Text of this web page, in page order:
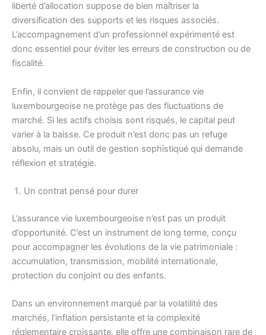
liberté d’allocation suppose de bien maîtriser la
diversification des supports et les risques associés.
L’accompagnement d’un professionnel expérimenté est
donc essentiel pour éviter les erreurs de construction ou de
fiscalité.
Enfin, il convient de rappeler que l’assurance vie
luxembourgeoise ne protège pas des fluctuations de
marché. Si les actifs choisis sont risqués, le capital peut
varier à la baisse. Ce produit n’est donc pas un refuge
absolu, mais un outil de gestion sophistiqué qui demande
réflexion et stratégie.
Un contrat pensé pour durer
L’assurance vie luxembourgeoise n’est pas un produit
d’opportunité. C’est un instrument de long terme, conçu
pour accompagner les évolutions de la vie patrimoniale :
accumulation, transmission, mobilité internationale,
protection du conjoint ou des enfants.
Dans un environnement marqué par la volatilité des
marchés, l’inflation persistante et la complexité
réglementaire croissante, elle offre une combinaison rare de